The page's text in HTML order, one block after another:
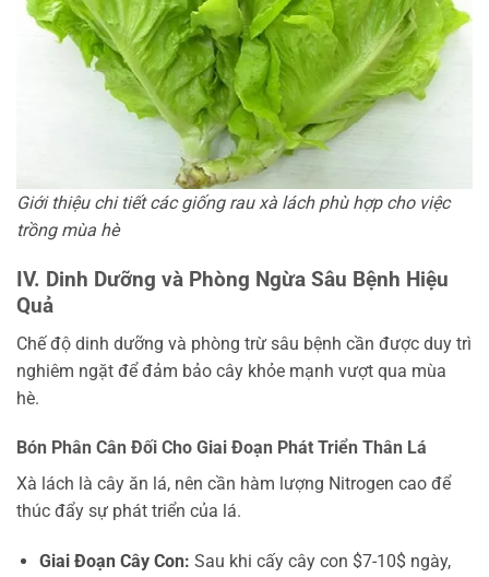
Giới thiệu chi tiết các giống rau xà lách phù hợp cho việc
trồng mùa hè
IV. Dinh Dưỡng và Phòng Ngừa Sâu Bệnh Hiệu
Quả
Chế độ dinh dưỡng và phòng trừ sâu bệnh cần được duy trì
nghiêm ngặt để đảm bảo cây khỏe mạnh vượt qua mùa
hè.
Bón Phân Cân Đối Cho Giai Đoạn Phát Triển Thân Lá
Xà lách là cây ăn lá, nên cần hàm lượng Nitrogen cao để
thúc đẩy sự phát triển của lá.
Giai Đoạn Cây Con: Sau khi cấy cây con $7-10$ ngày,